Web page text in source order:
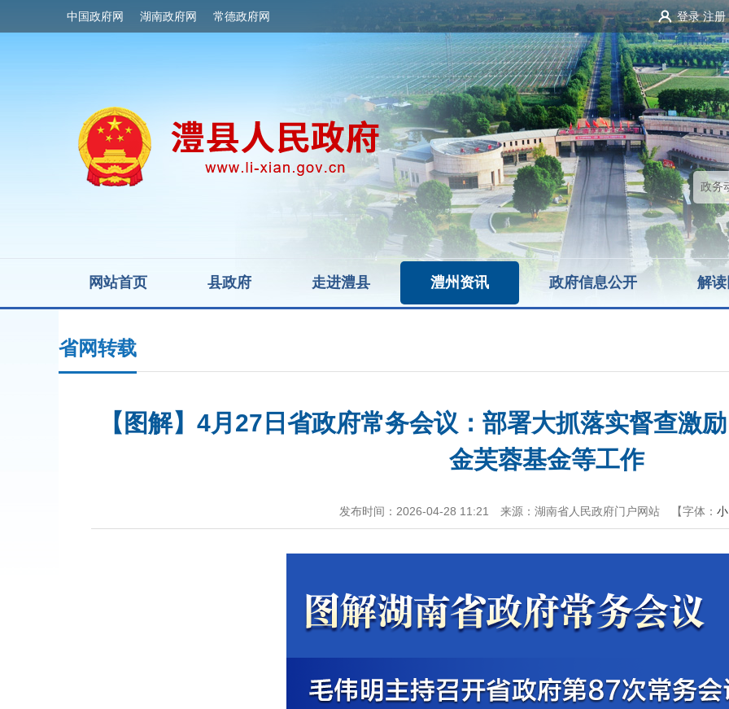
登录 注册
中国政府网 湖南政府网 常德政府网
网站首页 县政府 走进澧县 澧州资讯 政府信息公开 解
省网转载
【图解】4月27日省政府常务会议：部署大抓落实督查激
金芙蓉基金等工作
发布时间：2026-04-28 11:21 来源：湖南省人民政府门户网站 【字体： 小